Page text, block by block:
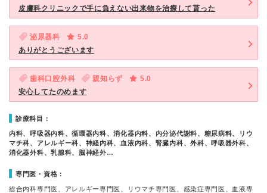
皮膚科クリニックで手に負えない出来物を治療して貰った
泌尿器科
5.0
ありがとうございます
歯科口腔外科 親知らず
5.0
安心してたのめます
診療科目：
内科、呼吸器内科、循環器内科、消化器内科、内分泌代謝科、糖尿病科、リウ
マチ科、アレルギー科、神経内科、血液内科、腎臓内科、外科、呼吸器外科、
消化器外科、乳腺科、脳神経外…
専門医・資格：
総合内科専門医、アレルギー専門医、リウマチ専門医、感染症専門医、血液専